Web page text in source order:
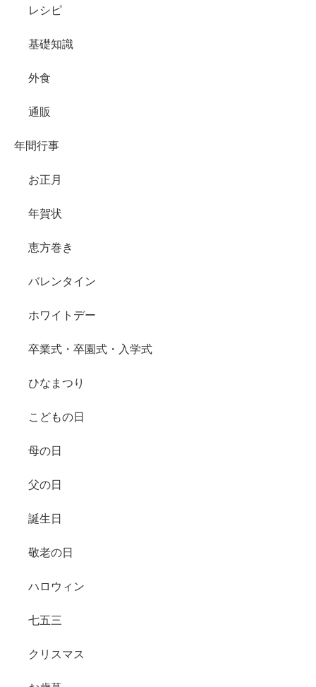
レシピ
基礎知識
外食
通販
年間行事
お正月
年賀状
恵方巻き
バレンタイン
ホワイトデー
卒業式・卒園式・入学式
ひなまつり
こどもの日
母の日
父の日
誕生日
敬老の日
ハロウィン
七五三
クリスマス